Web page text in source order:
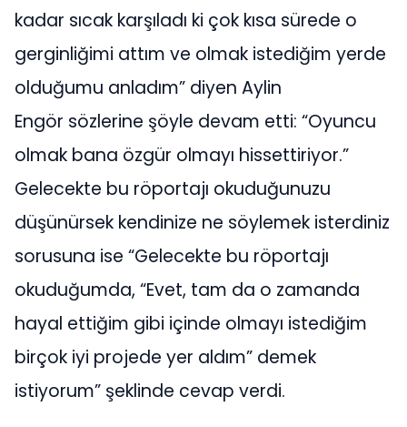
kadar sıcak karşıladı ki çok kısa sürede o
gerginliğimi attım ve olmak istediğim yerde
olduğumu anladım” diyen Aylin
Engör sözlerine şöyle devam etti: “Oyuncu
olmak bana özgür olmayı hissettiriyor.”
Gelecekte bu röportajı okuduğunuzu
düşünürsek kendinize ne söylemek isterdiniz
sorusuna ise “Gelecekte bu röportajı
okuduğumda, “Evet, tam da o zamanda
hayal ettiğim gibi içinde olmayı istediğim
birçok iyi projede yer aldım” demek
istiyorum” şeklinde cevap verdi.